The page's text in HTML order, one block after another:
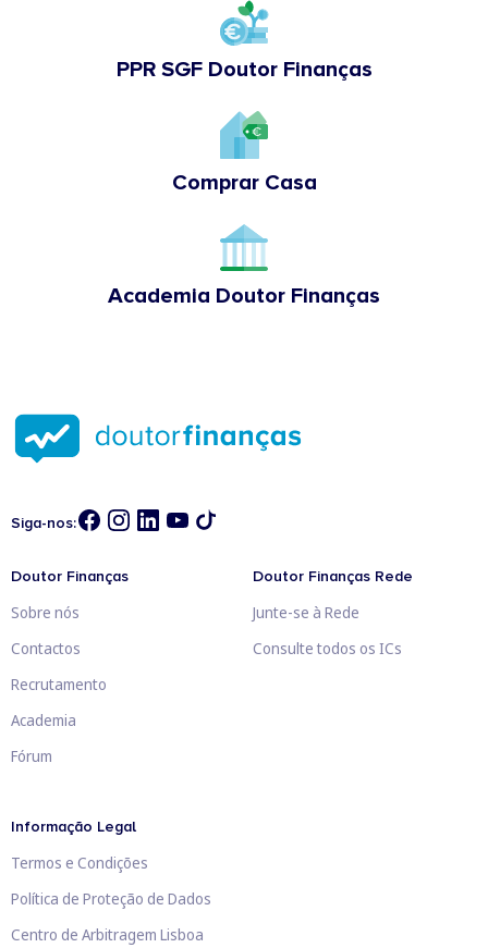
PPR SGF Doutor Finanças
Comprar Casa
Academia Doutor Finanças
Siga-nos:
Doutor Finanças
Sobre nós
Contactos
Recrutamento
Academia
Fórum
Doutor Finanças Rede
Junte-se à Rede
Consulte todos os ICs
Informação Legal
Termos e Condições
Política de Proteção de Dados
Centro de Arbitragem Lisboa